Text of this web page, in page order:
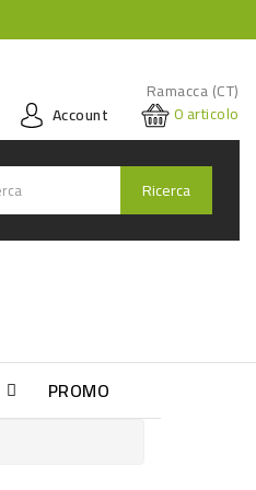
Ramacca (CT)
Account
0articolo
Ricerca
PROMO